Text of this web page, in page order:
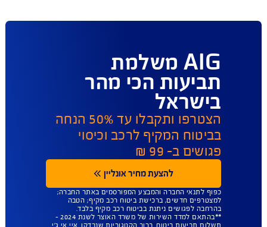
מידע סטטיסטי לגבי יישוב
תביעות ואופן טיפול בבקשות
למשיכת והעברת כספים
בחרו מסמכים להורדה